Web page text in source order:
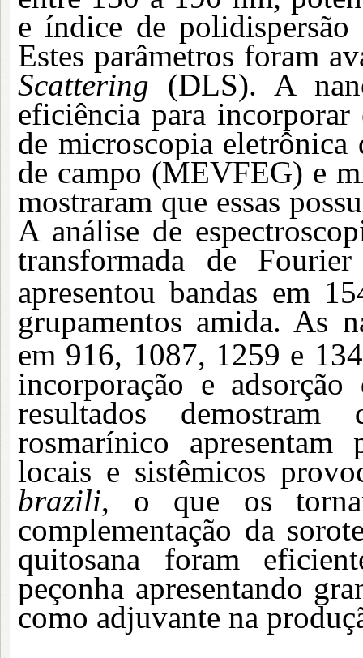
e índice de
Estes parâmetros foram
Scattering (DLS). A
eficiência para incorporar
de microscopia eletrônica
de campo (MEVFEG) e
mostraram que essas
A análise de
transformada de
apresentou bandas em
grupamentos amida. As
em 916, 1087, 1259 e
incorporação e
resultados
rosmarínico
locais e sistêmicos
brazili, o que os
complementação da
quitosana foram
peçonha apresentando
como adjuvante na